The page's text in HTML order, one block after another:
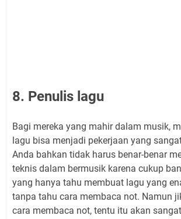
8. Penulis lagu
Bagi mereka yang mahir dalam musik,
lagu bisa menjadi pekerjaan yang
Anda bahkan tidak harus benar-benar
teknis dalam bermusik karena cukup
yang hanya tahu membuat lagu yang
tanpa tahu cara membaca not. Namun
cara membaca not, tentu itu akan